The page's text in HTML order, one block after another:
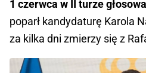
1 czerwca w II turze
poparł kandydaturę Karola
za kilka dni zmierzy się z